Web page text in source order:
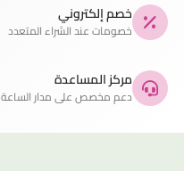
خصم إلكتروني
خصومات عند الشراء المتعدد
مركز المساعدة
دعم مخصص على مدار الساعة